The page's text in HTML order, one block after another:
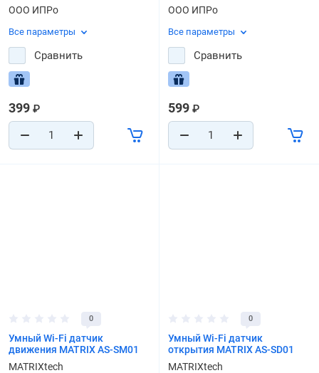
ООО ИПРо
Все параметры
Сравнить
399 ₽
ООО ИПРо
Все параметры
Сравнить
599 ₽
0
Умный Wi-Fi датчик
движения MATRIX AS-SM01
MATRIXtech
0
Умный Wi-Fi датчик
открытия MATRIX AS-SD01
MATRIXtech